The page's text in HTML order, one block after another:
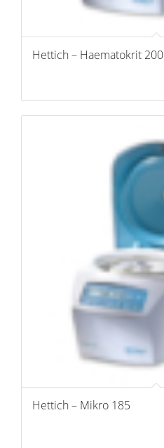
Hettich – Haematokrit 200
Hettich – Mikro 185